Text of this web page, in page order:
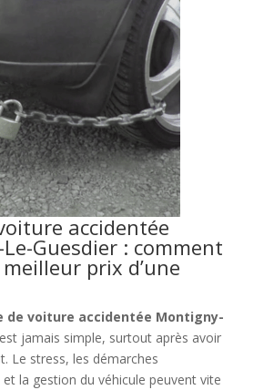
accidentée
Guesdier : comment
prix d’une
de voiture accidentée Montigny-
jamais simple, surtout après avoir
Le stress, les démarches
la gestion du véhicule peuvent vite